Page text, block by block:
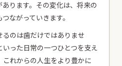
ります。その変化は、将来の
ながっていきます。
のは歯だけではありませ
った日常の一つひとつを支え
れからの人生をより豊かに